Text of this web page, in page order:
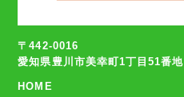
〒442-0016
愛知県豊川市美幸町1丁目51番地
HOME